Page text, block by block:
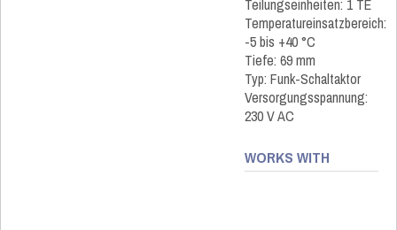
Teilungseinheiten: 1 TE
Temperatureinsatzbereich:
-5 bis +40 °C
Tiefe: 69 mm
Typ: Funk-Schaltaktor
Versorgungsspannung:
230 V AC
WORKS WITH